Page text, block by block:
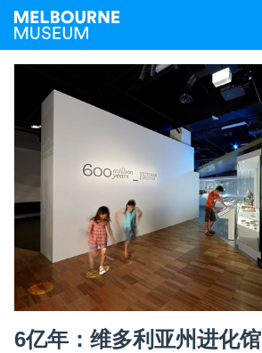
6亿年：维多利亚州进化馆